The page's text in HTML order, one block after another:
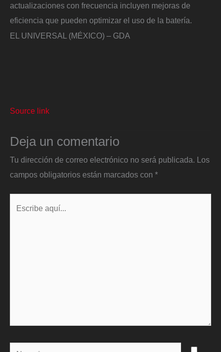
actualizaciones con frecuencia incluyen mejoras de
eficiencia que pueden optimizar el uso de la batería.
EL UNIVERSAL (MÉXICO) – GDA
Source link
Deja un comentario
Tu dirección de correo electrónico no será publicada. Los
campos obligatorios están marcados con *
Name*